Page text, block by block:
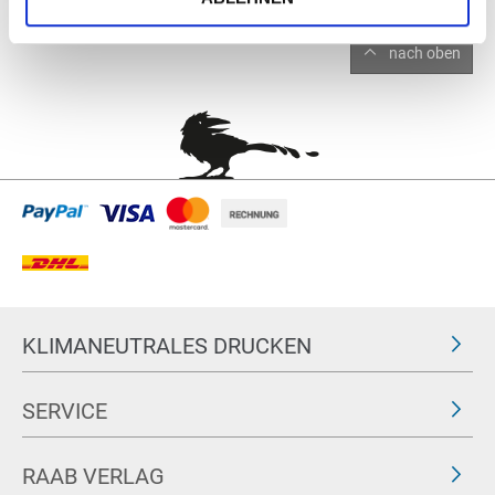
nach oben
KLIMANEUTRALES DRUCKEN
SERVICE
RAAB VERLAG